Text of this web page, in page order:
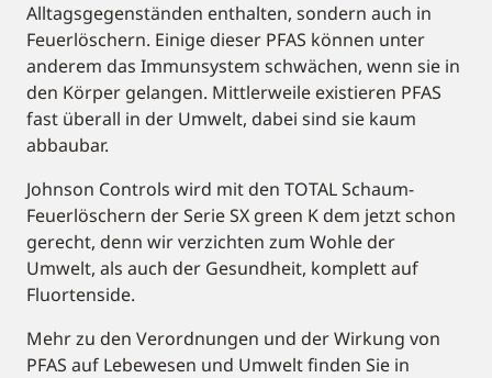
Alltagsgegenständen enthalten, sondern auch in
Feuerlöschern. Einige dieser PFAS können unter
anderem das Immunsystem schwächen, wenn sie in
den Körper gelangen. Mittlerweile existieren PFAS
fast überall in der Umwelt, dabei sind sie kaum
abbaubar.
Johnson Controls wird mit den TOTAL Schaum-
Feuerlöschern der Serie SX green K dem jetzt schon
gerecht, denn wir verzichten zum Wohle der
Umwelt, als auch der Gesundheit, komplett auf
Fluortenside.
Mehr zu den Verordnungen und der Wirkung von
PFAS auf Lebewesen und Umwelt finden Sie in